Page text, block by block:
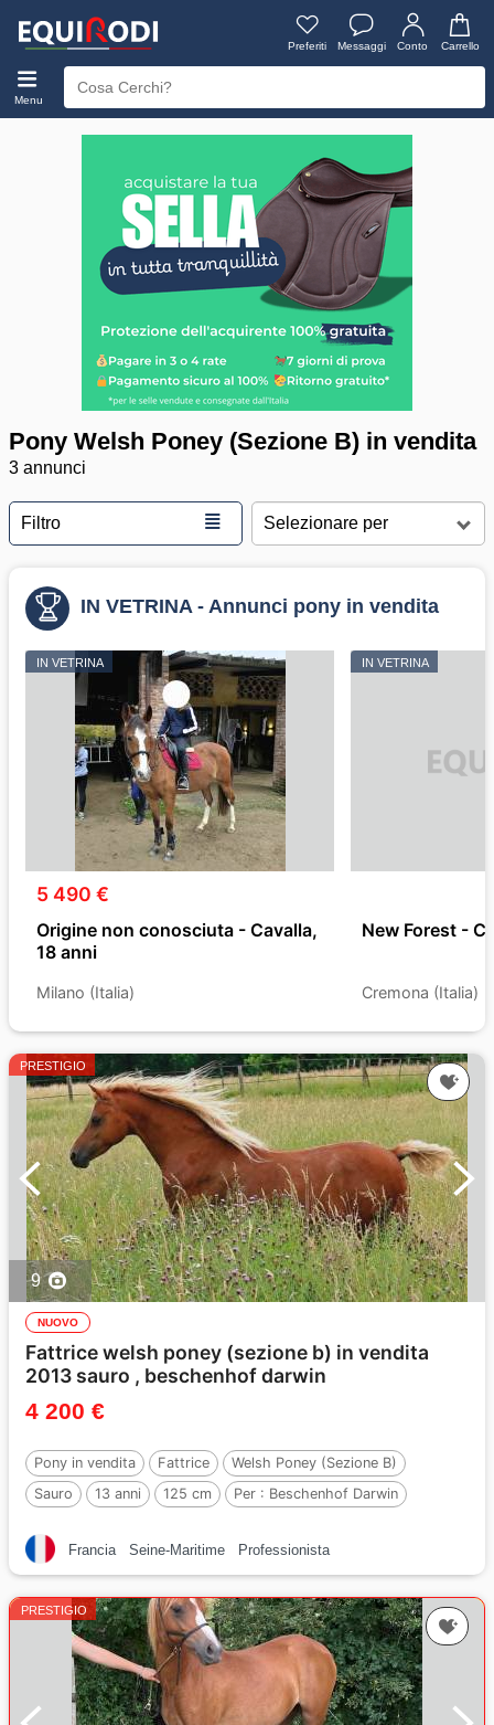
Preferiti Messaggi Conto Carrello
Menu
Pony Welsh Poney (Sezione B) in vendita
3 annunci
Filtro ≣
IN VETRINA - Annunci pony in vendita
IN VETRINA
5 490 €
Origine non conosciuta - Cavalla,
18 anni
Milano (Italia)
IN VETRINA
New Forest -
Cremona (Italia)
PRESTIGIO
9
NUOVO
Fattrice welsh poney (sezione b) in vendita
2013 sauro , beschenhof darwin
4 200 €
Pony in vendita Fattrice
Welsh Poney (Sezione B)
Sauro
13 anni 125 cm Per : Beschenhof Darwin
Francia Seine-Maritime Professionista
PRESTIGIO